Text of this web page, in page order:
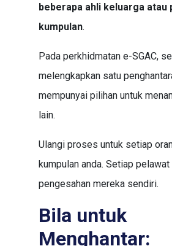
beberapa ahli keluarga atau
kumpulan.
Pada perkhidmatan e-SGAC,
melengkapkan satu
mempunyai pilihan untuk
lain.
Ulangi proses untuk setiap
kumpulan anda. Setiap
pengesahan mereka sendiri.
Bila untuk
Menghantar: